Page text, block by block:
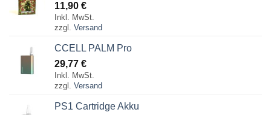
11,90 €
Inkl. MwSt.
zzgl. Versand
CCELL PALM Pro
29,77 €
Inkl. MwSt.
zzgl. Versand
PS1 Cartridge Akku